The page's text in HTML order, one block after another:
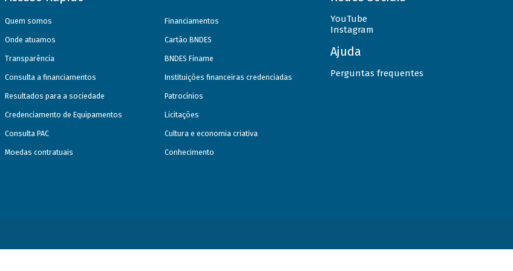
Quem somos
Onde atuamos
Transparência
Consulta a financiamentos
Resultados para a sociedade
Credenciamento de Equipamentos
Consulta PAC
Moedas contratuais
Financiamentos
Cartão BNDES
BNDES Finame
Instituições financeiras credenciadas
Patrocínios
Licitações
Cultura e economia criativa
Conhecimento
YouTube
Instagram
Ajuda
Perguntas frequentes